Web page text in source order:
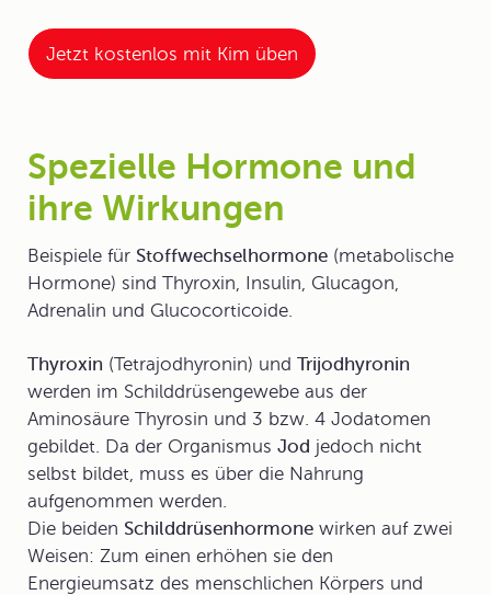
Jetzt kostenlos mit Kim üben
Spezielle Hormone und
ihre Wirkungen
Beispiele für Stoffwechselhormone (metabolische
Hormone) sind Thyroxin, Insulin, Glucagon,
Adrenalin und Glucocorticoide.
Thyroxin (Tetrajodhyronin) und Trijodhyronin
werden im Schilddrüsengewebe aus der
Aminosäure Thyrosin und 3 bzw. 4 Jodatomen
gebildet. Da der Organismus Jod jedoch nicht
selbst bildet, muss es über die Nahrung
aufgenommen werden.
Die beiden Schilddrüsenhormone wirken auf zwei
Weisen: Zum einen erhöhen sie den
Energieumsatz des menschlichen Körpers und